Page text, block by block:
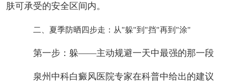
肤可承受的安全区间内。
二、夏季防晒四步走：从"躲"到"挡"再到"涂"
第一步：躲——主动规避一天中最强的那一段
泉州中科白癜风医院专家在科普中给出的建议